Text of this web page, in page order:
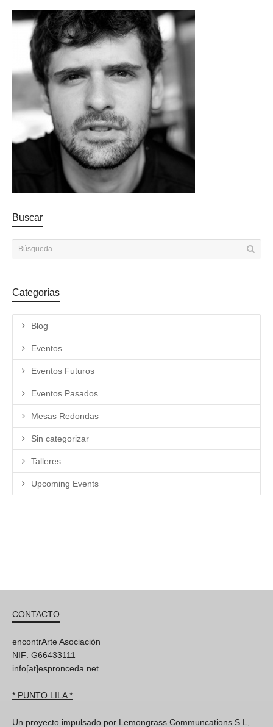
Buscar
Categorías
Blog
Eventos
Eventos Futuros
Eventos Pasados
Mesas Redondas
Sin categorizar
Talleres
Upcoming Events
CONTACTO
encontrArte Asociación
NIF: G66433111
info[at]espronceda.net
* PUNTO LILA *
Un proyecto impulsado por Lemongrass Communcations S.L,